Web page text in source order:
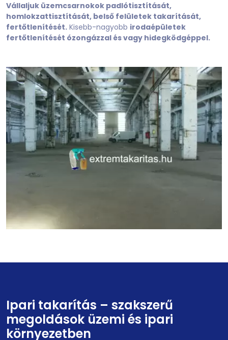
Vállaljuk üzemcsarnokok padlótisztítását,
homlokzattisztítását, belső felületek takarítását,
fertőtlenítését. Kisebb-nagyobb irodaépületek
fertőtlenítését ózongázzal és vagy hidegködgéppel.
Ipari takarítás – szakszerű
megoldások üzemi és ipari
környezetben